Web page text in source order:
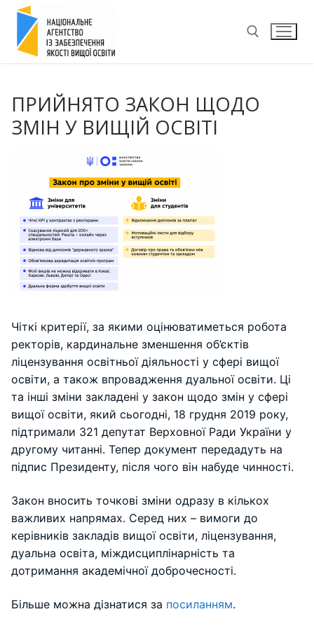
Перейти
вмісту
ПРИЙНЯТО ЗАКОН ЩОДО
ЗМІН У ВИЩІЙ ОСВІТІ
Чіткі критерії, за якими оцінюватиметься робота
ректорів, кардинальне зменшення об’єктів
ліцензування освітньої діяльності у сфері вищої
освіти, а також впровадження дуальної освіти. Ці
та інші зміни закладені у закон щодо змін у сфері
вищої освіти, який сьогодні, 18 грудня 2019 року,
підтримали 321 депутат Верховної Ради України у
другому читанні. Тепер документ передадуть на
підпис Президенту, після чого він набуде чинності.
Закон вносить точкові зміни одразу в кількох
важливих напрямах. Серед них – вимоги до
керівників закладів вищої освіти, ліцензування,
дуальна освіта, міждисциплінарність та
дотримання академічної доброчесності.
Більше можна дізнатися за посиланням.